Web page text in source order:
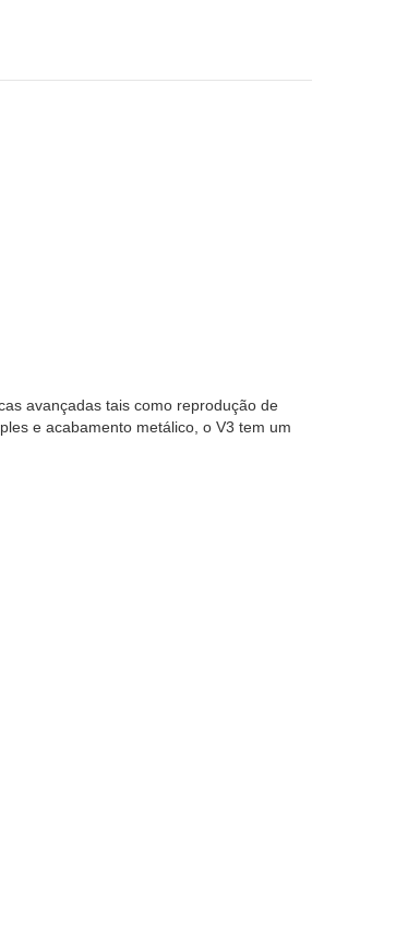
avançadas tais como reprodução de
e acabamento metálico, o V3 tem um